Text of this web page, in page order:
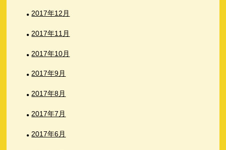
2017年12月
2017年11月
2017年10月
2017年9月
2017年8月
2017年7月
2017年6月